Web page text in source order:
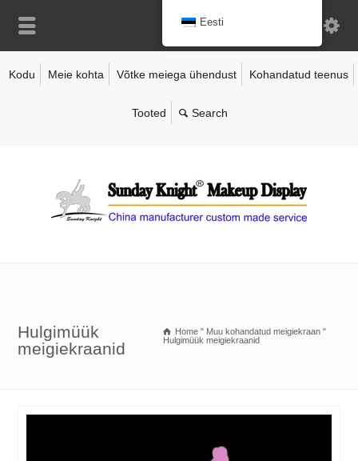
Kodu Meie kohta Võtke meiega ühendust Kohandatud teenus
Tooted
Hulgimüük
meigiekraanid
Home " Muu kohandatud meigiekraan "
Hulgimüük meigiekraanid
Eesti